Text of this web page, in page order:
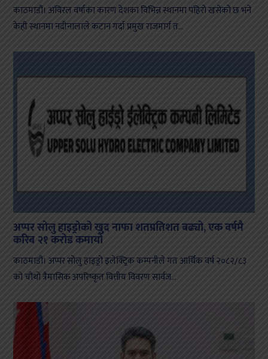
काठमाडौं। अविरल वर्षाका कारण देशका विभिन्न स्थानमा पहिरो खसेको छ भने
केही स्थानमा नदीनालाले कटान गर्दा प्रमुख राजमार्ग त...
अप्पर सोलु हाइड्रोको खुद नाफा शतप्रतिशत बढ्यो, एक वर्षमै
करिब २१ करोड कमायो
काठमाडौं। अप्पर सोलु हाइड्रो इलेक्ट्रिक कम्पनीले गत आर्थिक वर्ष २०८२/८३
को चौथो त्रैमासिक अपरिष्कृत वित्तीय विवरण सार्वज...